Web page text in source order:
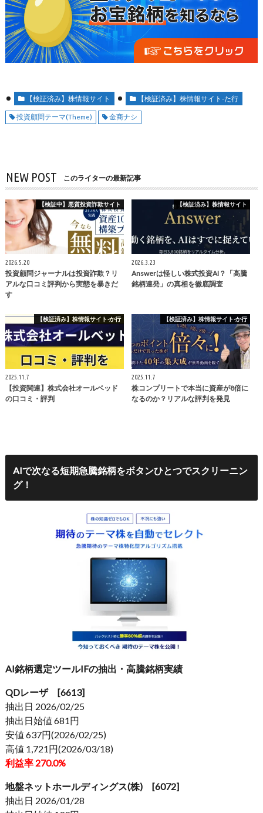
【検証済み】株情報サイト 【検証済み】株情報サイト-た行
投資顧問テーマ(Theme) 金商ナシ
NEW POST このライターの最新記事
【検証中】悪質投資詐欺サイト
2026.5.20
投資顧問ジャーナルは投資詐欺？リ
アルな口コミ評判から実態を暴きだ
す
【検証済み】株情報サイト
2026.3.23
Answerは怪しい株式投資AI？「高騰
銘柄連発」の真相を徹底調査
【検証済み】株情報サイト-か行
2025.11.7
【投資関連】株式会社オールベッド
の口コミ・評判
【検証済み】株情報サイト-か行
2025.11.7
株コンプリートで本当に資産が8倍に
なるのか？リアルな評判を発見
AIで次なる短期急騰銘柄をボタンひとつでスクリーニン
グ！
AI銘柄選定ツールIFの抽出・高騰銘柄実績
QDレーザ [6613]
抽出日 2026/02/25
抽出日始値 681円
安値 637円(2026/02/25)
高値 1,721円(2026/03/18)
利益率 270.0%
地盤ネットホールディングス(株) [6072]
抽出日 2026/01/28